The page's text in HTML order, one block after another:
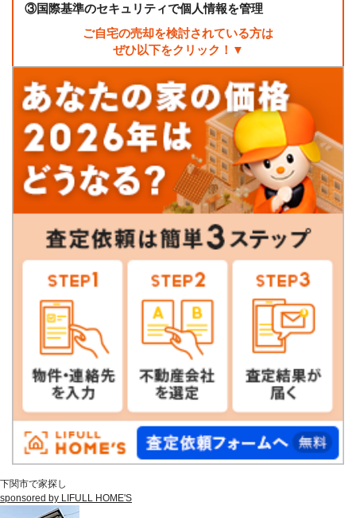
③国際基準のセキュリティで個人情報を管理
ご自宅の売却を検討されている方は
ぜひ以下をクリック！▼
下関市で家探し
sponsored by LIFULL HOME'S